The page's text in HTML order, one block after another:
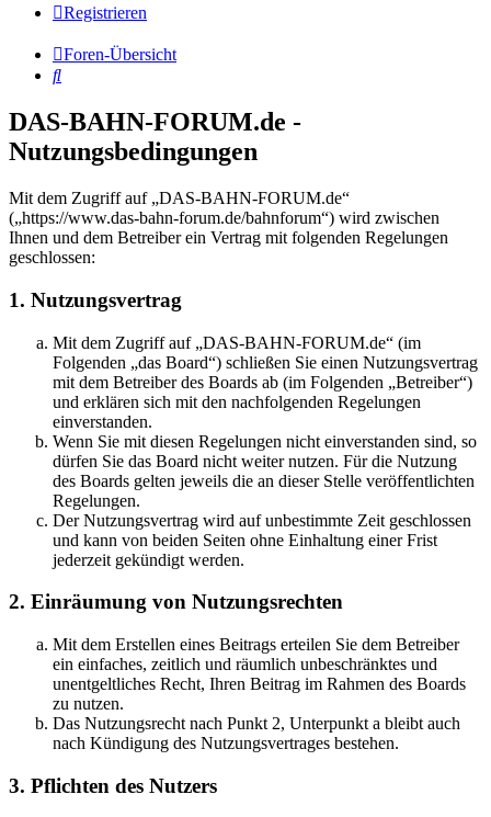
Registrieren
Foren-Übersicht
Suche
DAS-BAHN-FORUM.de -
Nutzungsbedingungen
Mit dem Zugriff auf „DAS-BAHN-FORUM.de“
(„https://www.das-bahn-forum.de/bahnforum“) wird zwischen
Ihnen und dem Betreiber ein Vertrag mit folgenden Regelungen
geschlossen:
1. Nutzungsvertrag
Mit dem Zugriff auf „DAS-BAHN-FORUM.de“ (im
Folgenden „das Board“) schließen Sie einen Nutzungsvertrag
mit dem Betreiber des Boards ab (im Folgenden „Betreiber“)
und erklären sich mit den nachfolgenden Regelungen
einverstanden.
Wenn Sie mit diesen Regelungen nicht einverstanden sind, so
dürfen Sie das Board nicht weiter nutzen. Für die Nutzung
des Boards gelten jeweils die an dieser Stelle veröffentlichten
Regelungen.
Der Nutzungsvertrag wird auf unbestimmte Zeit geschlossen
und kann von beiden Seiten ohne Einhaltung einer Frist
jederzeit gekündigt werden.
2. Einräumung von Nutzungsrechten
Mit dem Erstellen eines Beitrags erteilen Sie dem Betreiber
ein einfaches, zeitlich und räumlich unbeschränktes und
unentgeltliches Recht, Ihren Beitrag im Rahmen des Boards
zu nutzen.
Das Nutzungsrecht nach Punkt 2, Unterpunkt a bleibt auch
nach Kündigung des Nutzungsvertrages bestehen.
3. Pflichten des Nutzers